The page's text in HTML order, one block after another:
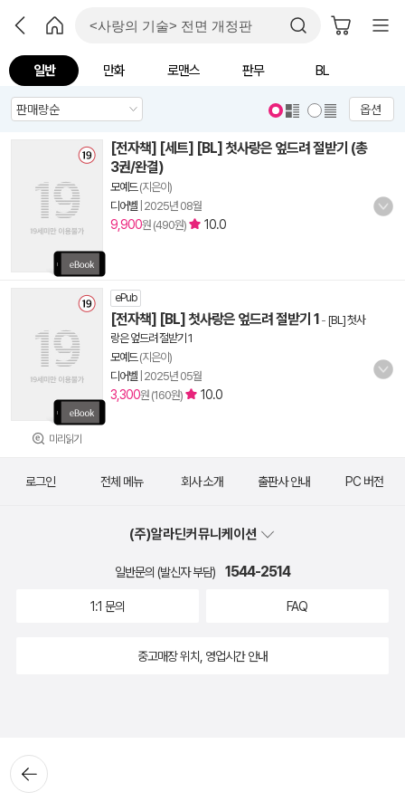
일반 만화 로맨스 판무 BL
옵션
[전자책] [세트] [BL] 첫사랑은 엎드려 절받기 (총
3권/완결)
모예드(지은이)
디어벨 2025년 08월
9,900원 (490원) 10.0
미리읽기
ePub
[전자책] [BL] 첫사랑은 엎드려 절받기 1 - [BL] 첫사
랑은 엎드려 절받기 1
모예드(지은이)
디어벨 2025년 05월
3,300원 (160원) 10.0
뒤로가
기
로그인 전체 메뉴 회사 소개 출판사 안내 PC 버전
(주)알라딘커뮤니케이션
일반문의 (발신자 부담) 1544-2514
1:1 문의 FAQ
중고매장 위치, 영업시간 안내